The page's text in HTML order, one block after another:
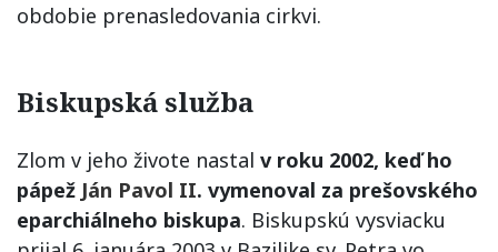
obdobie prenasledovania cirkvi.
Biskupská služba
Zlom v jeho živote nastal v roku 2002, keď ho
pápež Ján Pavol II. vymenoval za prešovského
eparchiálneho biskupa. Biskupskú vysviacku